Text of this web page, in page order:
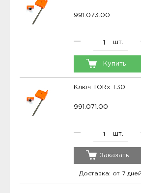
991.073.00
шт.
Купить
Ключ TORx T30
991.071.00
шт.
Заказать
Доставка: от 7 дней